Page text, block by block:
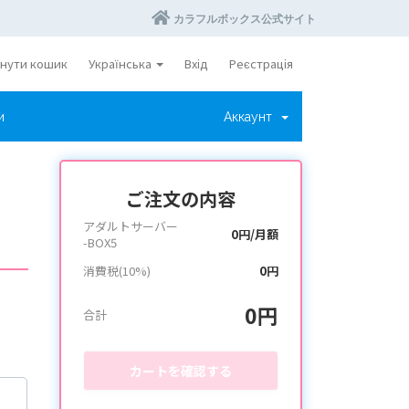
カラフルボックス公式サイト
кошик Українська Вхід Реєстрація
Аккаунт
ご注文の内容
アダルトサーバー
-BOX5
0円/月額
消費税(10%) 0円
合計 0円
カートを確認する